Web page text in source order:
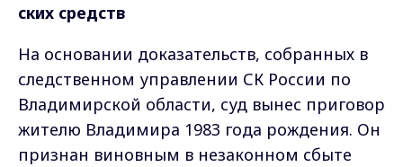
ских средств
На основании доказательств, собранных в
следственном управлении СК России по
Владимирской области, суд вынес приговор
жителю Владимира 1983 года рождения. Он
признан виновным в незаконном сбыте